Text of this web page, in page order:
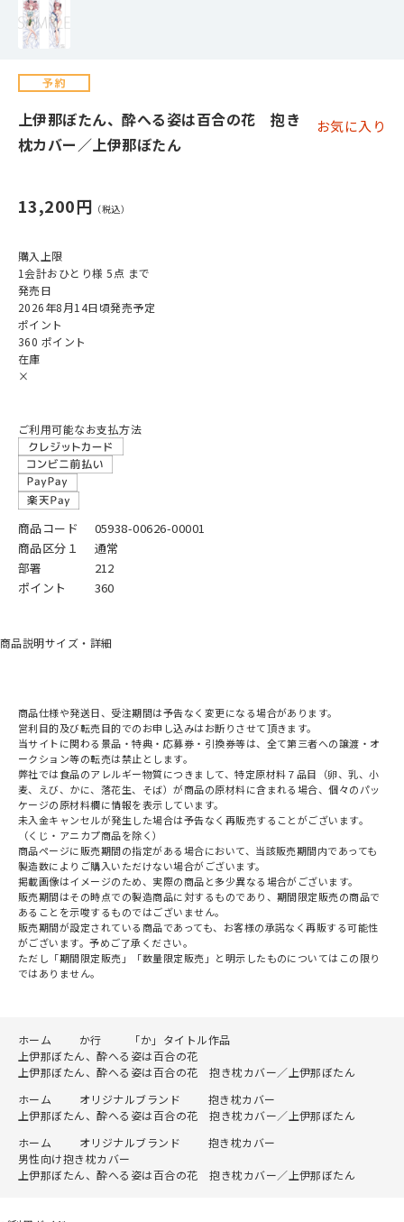
上伊那ぼたん、酔へる姿は百合の花 抱き
枕カバー／上伊那ぼたん
お気に入り
13,200円
購入上限
1会計おひとり様 5点 まで
発売日
2026年8月14日頃発売予定
ポイント
360 ポイント
在庫
×
ご利用可能なお支払方法
商品コード
05938-00626-00001
商品区分１
通常
部署
212
ポイント
360
商品説明サイズ・詳細
商品仕様や発送日、受注期間は予告なく変更になる場合があります。
営利目的及び転売目的でのお申し込みはお断りさせて頂きます。
当サイトに関わる景品・特典・応募券・引換券等は、全て第三者への譲渡・オ
ークション等の転売は禁止とします。
弊社では食品のアレルギー物質につきまして、特定原材料７品目（卵、乳、小
麦、えび、かに、落花生、そば）が商品の原材料に含まれる場合、個々のパッ
ケージの原材料欄に情報を表示しています。
未入金キャンセルが発生した場合は予告なく再販売することがございます。
（くじ・アニカプ商品を除く）
商品ページに販売期間の指定がある場合において、当該販売期間内であっても
製造数によりご購入いただけない場合がございます。
掲載画像はイメージのため、実際の商品と多少異なる場合がございます。
販売期間はその時点での製造商品に対するものであり、期間限定販売の商品で
あることを示唆するものではございません。
販売期間が設定されている商品であっても、お客様の承諾なく再販する可能性
がございます。予めご了承ください。
ただし「期間限定販売」「数量限定販売」と明示したものについてはこの限り
ではありません。
ホーム か行
「か」タイトル作品
上伊那ぼたん、酔へる姿は百合の花
上伊那ぼたん、酔へる姿は百合の花 抱き枕カバー／上伊那ぼたん
ホーム
オリジナルブランド
抱き枕カバー
上伊那ぼたん、酔へる姿は百合の花 抱き枕カバー／上伊那ぼたん
ホーム
オリジナルブランド
抱き枕カバー
男性向け抱き枕カバー
上伊那ぼたん、酔へる姿は百合の花 抱き枕カバー／上伊那ぼたん